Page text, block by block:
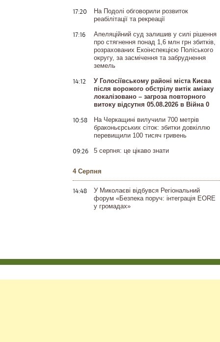
17:20
На Подолі обговорили розвиток
реабілітації та рекреації
17:16
Апеляційний суд залишив у силі рішення
про стягнення понад 1,6 млн грн збитків,
розрахованих Екоінспекцією Поліського
округу, за засмічення та забруднення
земель
14:12
У Голосіївському районі міста Києва
після ворожого обстрілу витік аміаку
локалізовано – загроза повторного
витоку відсутня 05.08.2026 в Війна 0
10:58
На Черкащині вилучили 700 метрів
браконьєрських сіток: збитки довкіллю
перевищили 100 тисяч гривень
09:26 5 серпня: це цікаво знати
4 Серпня
14:48
У Миколаєві відбувся Регіональний
форум «Безпека поруч: інтеграція EORE
у громадах»